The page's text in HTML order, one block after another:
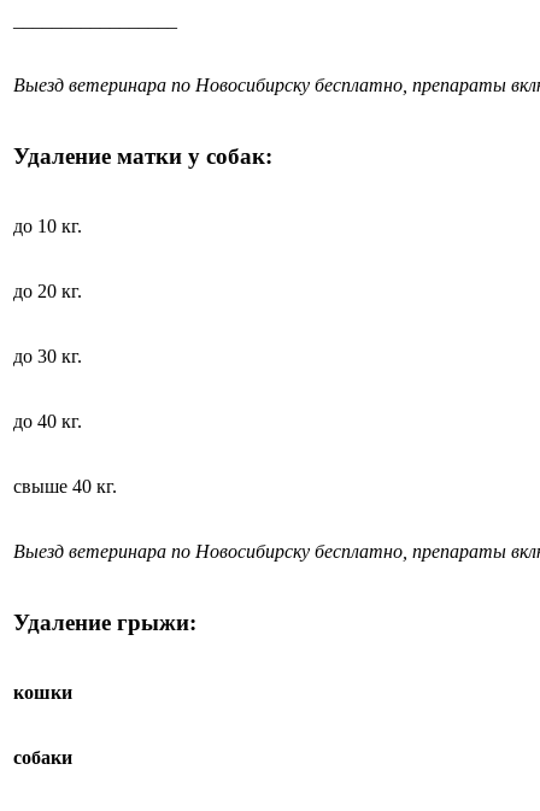
Выезд ветеринара по Новосибирску бесплатно, препараты
Удаление матки у собак:
до 10 кг.
до 20 кг.
до 30 кг.
до 40 кг.
свыше 40 кг.
Выезд ветеринара по Новосибирску бесплатно, препараты
Удаление грыжи:
кошки
собаки